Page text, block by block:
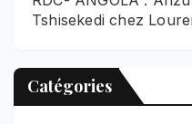
Tshisekedi chez
Catégories